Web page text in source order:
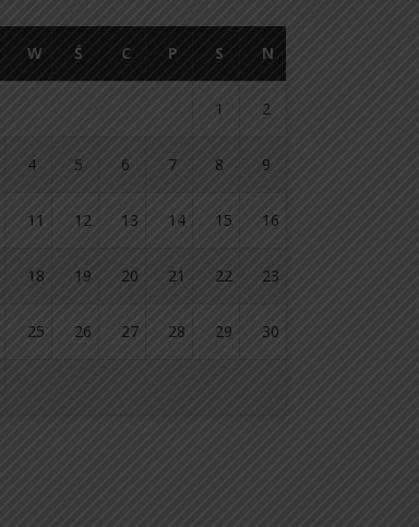
W Ś C P S N
1 2
4 5 6 7 8 9
11 12 13 14 15 16
18 19 20 21 22 23
25 26 27 28 29 30